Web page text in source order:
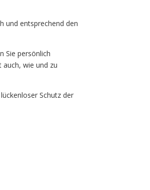
und entsprechend den
Sie persönlich
wie und zu
Schutz der